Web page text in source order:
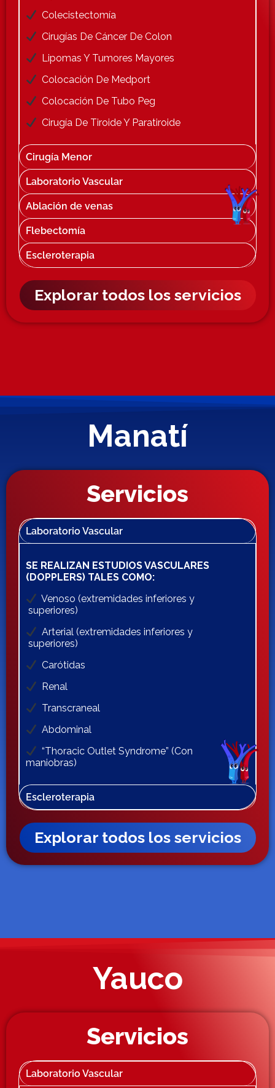
Colecistectomía
Cirugías De Cáncer De Colon
Lipomas Y Tumores Mayores
Colocación De Medport
Colocación De Tubo Peg
Cirugía De Tiroide Y Paratiroide
Cirugía Menor
Laboratorio Vascular
Ablación de venas
Flebectomía
Escleroterapia
Explorar todos los servicios
Manatí
Servicios
Laboratorio Vascular
SE REALIZAN ESTUDIOS VASCULARES
(DOPPLERS) TALES COMO:
Venoso (extremidades inferiores y
superiores)
Arterial (extremidades inferiores y
superiores)
Carótidas
Renal
Transcraneal
Abdominal
“Thoracic Outlet Syndrome” (Con
maniobras)
Escleroterapia
Explorar todos los servicios
Yauco
Servicios
Laboratorio Vascular